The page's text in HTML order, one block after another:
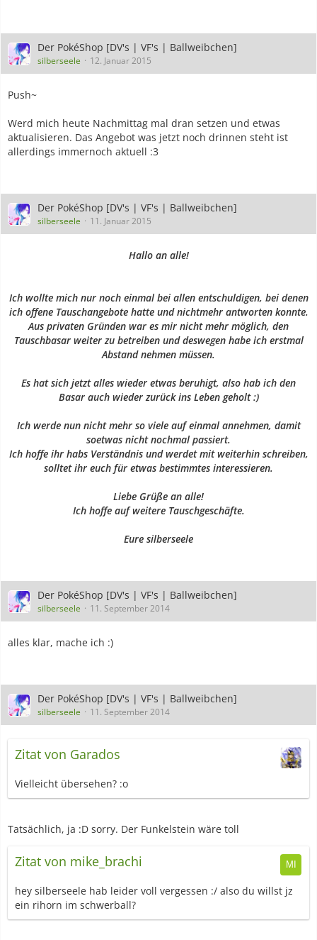
Der PokéShop [DV's | VF's | Ballweibchen]
silberseele 12. Januar 2015
Push~
Werd mich heute Nachmittag mal dran setzen und etwas
aktualisieren. Das Angebot was jetzt noch drinnen steht ist
allerdings immernoch aktuell :3
Der PokéShop [DV's | VF's | Ballweibchen]
silberseele 11. Januar 2015
Hallo an alle!
Ich wollte mich nur noch einmal bei allen entschuldigen, bei denen
ich offene Tauschangebote hatte und nichtmehr antworten konnte.
Aus privaten Gründen war es mir nicht mehr möglich, den
Tauschbasar weiter zu betreiben und deswegen habe ich erstmal
Abstand nehmen müssen.
Es hat sich jetzt alles wieder etwas beruhigt, also hab ich den
Basar auch wieder zurück ins Leben geholt :)
Ich werde nun nicht mehr so viele auf einmal annehmen, damit
soetwas nicht nochmal passiert.
Ich hoffe ihr habs Verständnis und werdet mit weiterhin schreiben,
solltet ihr euch für etwas bestimmtes interessieren.
Liebe Grüße an alle!
Ich hoffe auf weitere Tauschgeschäfte.
Eure silberseele
Der PokéShop [DV's | VF's | Ballweibchen]
silberseele 11. September 2014
alles klar, mache ich :)
Der PokéShop [DV's | VF's | Ballweibchen]
silberseele 11. September 2014
Zitat von Garados
Vielleicht übersehen? :o
Tatsächlich, ja :D sorry. Der Funkelstein wäre toll
Zitat von mike_brachi
hey silberseele hab leider voll vergessen :/ also du willst jz
ein rihorn im schwerball?